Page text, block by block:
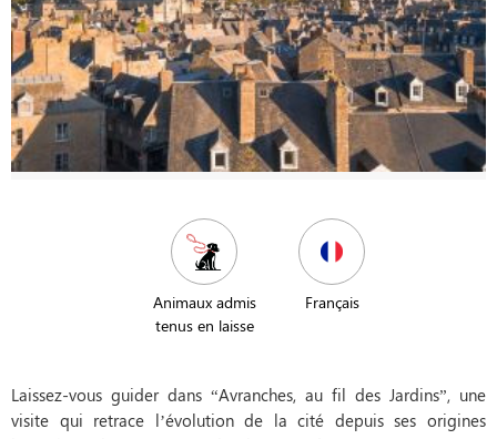
Animaux admis
tenus en laisse
Français
Laissez-vous guider dans “Avranches, au fil des Jardins”, une
visite qui retrace l’évolution de la cité depuis ses origines